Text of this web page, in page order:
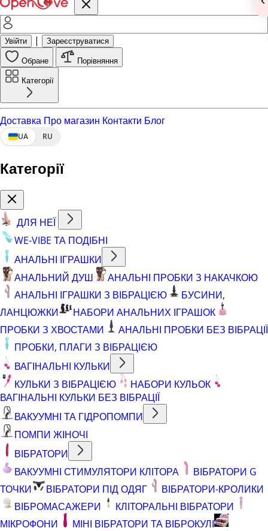
Увійти | Зареєструватися
Обране Порівняння
Категорії
Доставка Про магазин Контакти Блог
UA RU
Категорії
ДЛЯ НЕЇ
WE-VIBE ТА ПОДІБНІ
АНАЛЬНІ ІГРАШКИ
АНАЛЬНИЙ ДУШ
АНАЛЬНІ ПРОБКИ З НАКАЧКОЮ
АНАЛЬНІ ІГРАШКИ З ВІБРАЦІЄЮ
БУСИНИ,
ЛАНЦЮЖКИ
НАБОРИ АНАЛЬНИХ ІГРАШОК
ПРОБКИ З ХВОСТАМИ
АНАЛЬНІ ПРОБКИ БЕЗ ВІБРАЦІЇ
ПРОБКИ, ПЛАГИ З ВІБРАЦІЄЮ
ВАГІНАЛЬНІ КУЛЬКИ
КУЛЬКИ З ВІБРАЦІЄЮ
НАБОРИ КУЛЬОК
ВАГІНАЛЬНІ КУЛЬКИ БЕЗ ВІБРАЦІЇ
ВАКУУМНІ ТА ГІДРОПОМПИ
ПОМПИ ЖІНОЧІ
ВІБРАТОРИ
ВАКУУМНІ СТИМУЛЯТОРИ КЛІТОРА
ВІБРАТОРИ G
ТОЧКИ
ВІБРАТОРИ ПІД ОДЯГ
ВІБРАТОРИ-КРОЛИКИ
ВІБРОМАСАЖЕРИ
КЛІТОРАЛЬНІ ВІБРАТОРИ
МІКРОФОНИ
МІНІ ВІБРАТОРИ ТА ВІБРОКУЛІ